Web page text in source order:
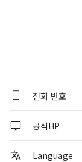
전화 번호
공식HP
Language